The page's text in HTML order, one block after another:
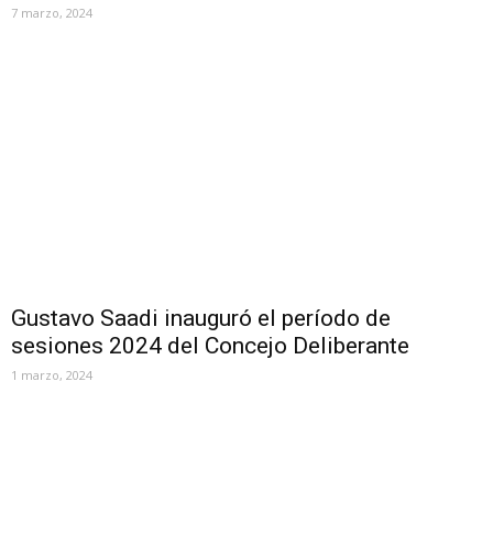
7 marzo, 2024
Gustavo Saadi inauguró el período de
sesiones 2024 del Concejo Deliberante
1 marzo, 2024